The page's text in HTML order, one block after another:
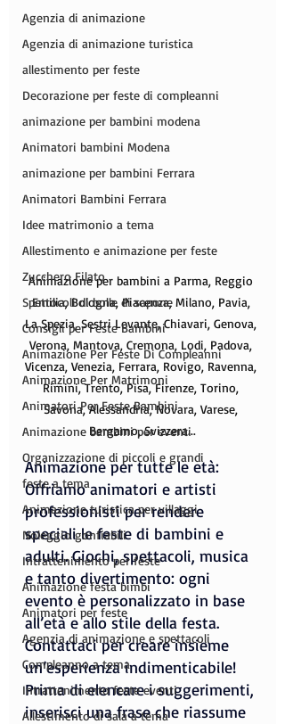
Agenzia di animazione
Agenzia di animazione turistica
allestimento per feste
Decorazione per feste di compleanni
animazione per bambini modena
Animatori bambini Modena
animazione per bambini Ferrara
Animatori Bambini Ferrara
Idee matrimonio a tema
Allestimento e animazione per feste
Zucchero Filato
Spettocoli di bolle di sapone
Consigli per Feste Bambini
Animazione Per Feste Di Compleanni
Animazione Per Matrimoni
Animatori Per Feste Bambini
Animazione bambini per eventi
Organizzazione di piccoli e grandi
feste a tema
Animazione turistica per villaggi
Noleggio gonfiabili
Intrattenimento per feste
Animazione festa bimbi
Animatori per feste
Agenzia di animazione e spettacoli
Compleanno a tema
Intrattenimento feste eventi
Allestimento di sala a tema
Animazione per bambini a Parma, Reggio
Emilia, Bologna, Piacenza, Milano, Pavia,
La Spezia, Sestri Levante, Chiavari, Genova,
Verona, Mantova, Cremona, Lodi, Padova,
Vicenza, Venezia, Ferrara, Rovigo, Ravenna,
Rimini, Trento, Pisa, Firenze, Torino,
Savona, Alessandria, Novara, Varese,
Bergamo, Svizzera...
Animazione per tutte le età:
Offriamo animatori e artisti
professionisti per rendere
speciali le feste di bambini e
adulti. Giochi, spettacoli, musica
e tanto divertimento: ogni
evento è personalizzato in base
all’età e allo stile della festa.
Contattaci per creare insieme
un’esperienza indimenticabile!
Prima di elencare i suggerimenti,
inserisci una frase che riassume